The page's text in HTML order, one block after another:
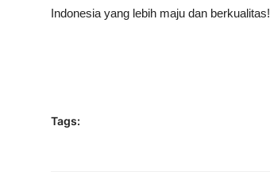
Indonesia yang lebih maju dan berkualitas!
Tags: